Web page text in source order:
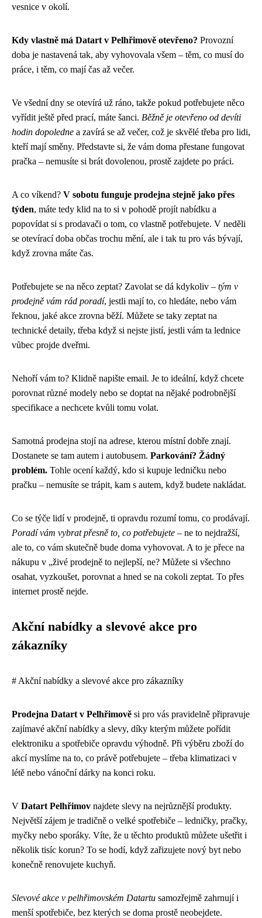
vesnice v okolí.
Kdy vlastně má Datart v Pelhřimově otevřeno? Provozní
doba je nastavená tak, aby vyhovovala všem – těm, co musí do
práce, i těm, co mají čas až večer.
Ve všední dny se otevírá už ráno, takže pokud potřebujete něco
vyřídit ještě před prací, máte šanci. Běžně je otevřeno od devíti
hodin dopoledne a zavírá se až večer, což je skvělé třeba pro lidi,
kteří mají směny. Představte si, že vám doma přestane fungovat
pračka – nemusíte si brát dovolenou, prostě zajdete po práci.
A co víkend? V sobotu funguje prodejna stejně jako přes
týden, máte tedy klid na to si v pohodě projít nabídku a
popovídat si s prodavači o tom, co vlastně potřebujete. V neděli
se otevírací doba občas trochu mění, ale i tak tu pro vás bývají,
když zrovna máte čas.
Potřebujete se na něco zeptat? Zavolat se dá kdykoliv – tým v
prodejně vám rád poradí, jestli mají to, co hledáte, nebo vám
řeknou, jaké akce zrovna běží. Můžete se taky zeptat na
technické detaily, třeba když si nejste jistí, jestli vám ta lednice
vůbec projde dveřmi.
Nehoří vám to? Klidně napište email. Je to ideální, když chcete
porovnat různé modely nebo se doptat na nějaké podrobnější
specifikace a nechcete kvůli tomu volat.
Samotná prodejna stojí na adrese, kterou místní dobře znají.
Dostanete se tam autem i autobusem. Parkování? Žádný
problém. Tohle ocení každý, kdo si kupuje ledničku nebo
pračku – nemusíte se trápit, kam s autem, když budete nakládat.
Co se týče lidí v prodejně, ti opravdu rozumí tomu, co prodávají.
Poradí vám vybrat přesně to, co potřebujete – ne to nejdražší,
ale to, co vám skutečně bude doma vyhovovat. A to je přece na
nákupu v „živé prodejně to nejlepší, ne? Můžete si všechno
osahat, vyzkoušet, porovnat a hned se na cokoli zeptat. To přes
internet prostě nejde.
Akční nabídky a slevové akce pro
zákazníky
# Akční nabídky a slevové akce pro zákazníky
Prodejna Datart v Pelhřimově si pro vás pravidelně připravuje
zajímavé akční nabídky a slevy, díky kterým můžete pořídit
elektroniku a spotřebiče opravdu výhodně. Při výběru zboží do
akcí myslíme na to, co právě potřebujete – třeba klimatizaci v
létě nebo vánoční dárky na konci roku.
V Datart Pelhřimov najdete slevy na nejrůznější produkty.
Největší zájem je tradičně o velké spotřebiče – ledničky, pračky,
myčky nebo sporáky. Víte, že u těchto produktů můžete ušetřit i
několik tisíc korun? To se hodí, když zařizujete nový byt nebo
konečně renovujete kuchyň.
Slevové akce v pelhřimovském Datartu samozřejmě zahrnují i
menší spotřebiče, bez kterých se doma prostě neobejdete.